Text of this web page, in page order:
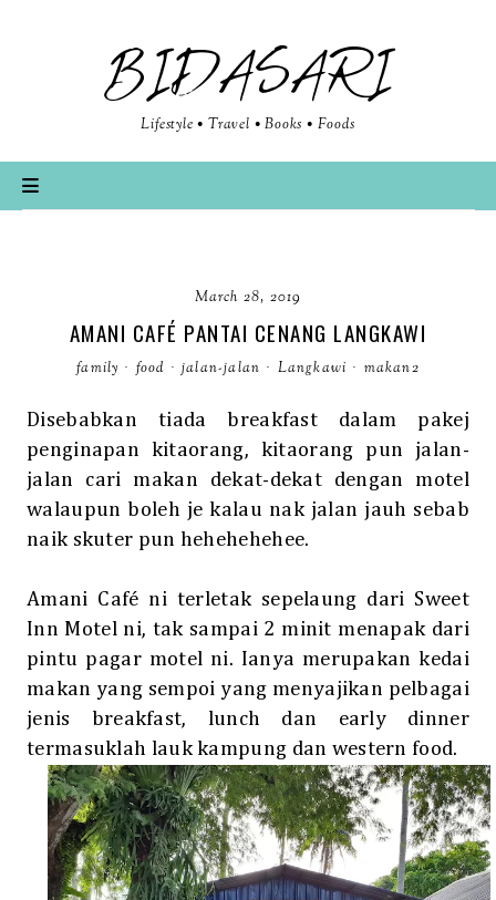
BIDASARI
Lifestyle • Travel • Books • Foods
March 28, 2019
AMANI CAFÉ PANTAI CENANG LANGKAWI
family · food · jalan-jalan · Langkawi · makan2
Disebabkan tiada breakfast dalam pakej
penginapan kitaorang, kitaorang pun jalan-
jalan cari makan dekat-dekat dengan motel
walaupun boleh je kalau nak jalan jauh sebab
naik skuter pun hehehehehee.
Amani Café ni terletak sepelaung dari Sweet
Inn Motel ni, tak sampai 2 minit menapak dari
pintu pagar motel ni. Ianya merupakan kedai
makan yang sempoi yang menyajikan pelbagai
jenis breakfast, lunch dan early dinner
termasuklah lauk kampung dan western food.